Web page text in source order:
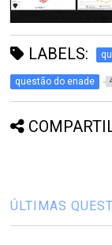
LABELS:
questão do enade
ÚLTIMAS